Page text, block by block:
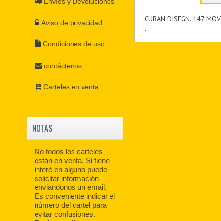
CUBAN DISEGN. 147
Aviso de privacidad
Condiciones de uso
contáctenos
Carteles en venta
NOTAS
No todos los carteles
están en venta. Si tiene
interé en alguno puede
solicitar información
enviandonos un email.
Es conveniente indicar el
número del cartel para
evitar confusiones.